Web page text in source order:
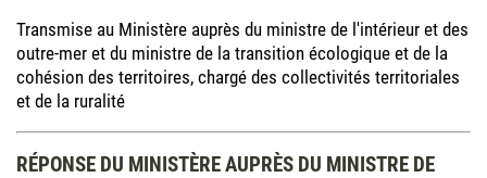
Transmise au Ministère auprès du ministre de l'intérieur et des
outre-mer et du ministre de la transition écologique et de la
cohésion des territoires, chargé des collectivités territoriales
et de la ruralité
RÉPONSE DU MINISTÈRE AUPRÈS DU MINISTRE DE